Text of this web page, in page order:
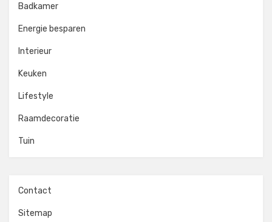
Badkamer
Energie besparen
Interieur
Keuken
Lifestyle
Raamdecoratie
Tuin
Contact
Sitemap